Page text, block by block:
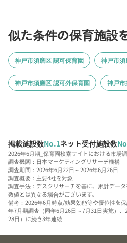
似た条件の保育施設
神戸市須磨区 認可保育園 神戸市
神戸市須磨区 認可外保育園 神戸市
掲載施設数No.1ネット受付施設数
2026年6月期_保育園検索サイトにおける市場
調査機関：日本マーケティングリサーチ機構
調査期間：2026年6月22日～2026年6月26日
調査概要：主要4社を対象
調査手法：デスクリサーチを基に、累計デー
数値とは異なる場合がございます。
備考：2026年6月時点/効果効能等や優位性を
年7月期調査（同年6月26日～7月31日実施）
28日）に続き3年連続